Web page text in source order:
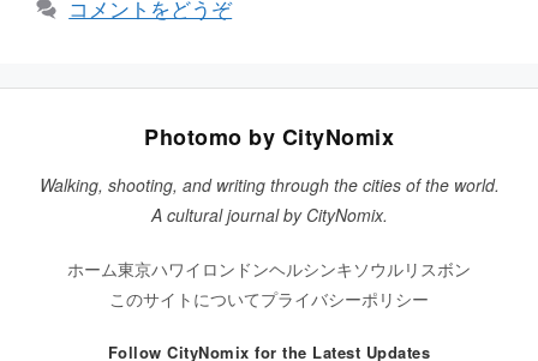
コメントをどうぞ
Photomo by CityNomix
Walking, shooting, and writing through the cities of the world.
A cultural journal by CityNomix.
ホーム東京ハワイ ロンドンヘルシンキ ソウルリスボン
このサイトについてプライバシーポリシー
Follow CityNomix for the Latest Updates